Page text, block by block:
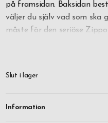
på framsidan. Baksidan
väljer du själv vad som ska
måste för den seriöse
Slut i lager
Information